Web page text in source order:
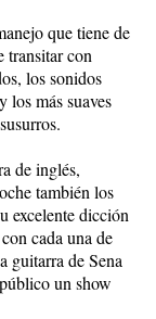
que tiene de
transitar con
los sonidos
los más suaves
de inglés,
también los
excelente dicción
cada una de
guitarra de Sena
un show